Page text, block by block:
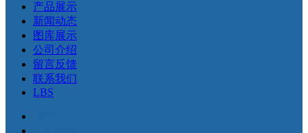
产品展示
新闻动态
图库展示
公司介绍
留言反馈
联系我们
LBS